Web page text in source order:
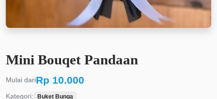
Mini Bouqet Pandaan
Mulai dariRp 10.000
Kategori: Buket Bunga